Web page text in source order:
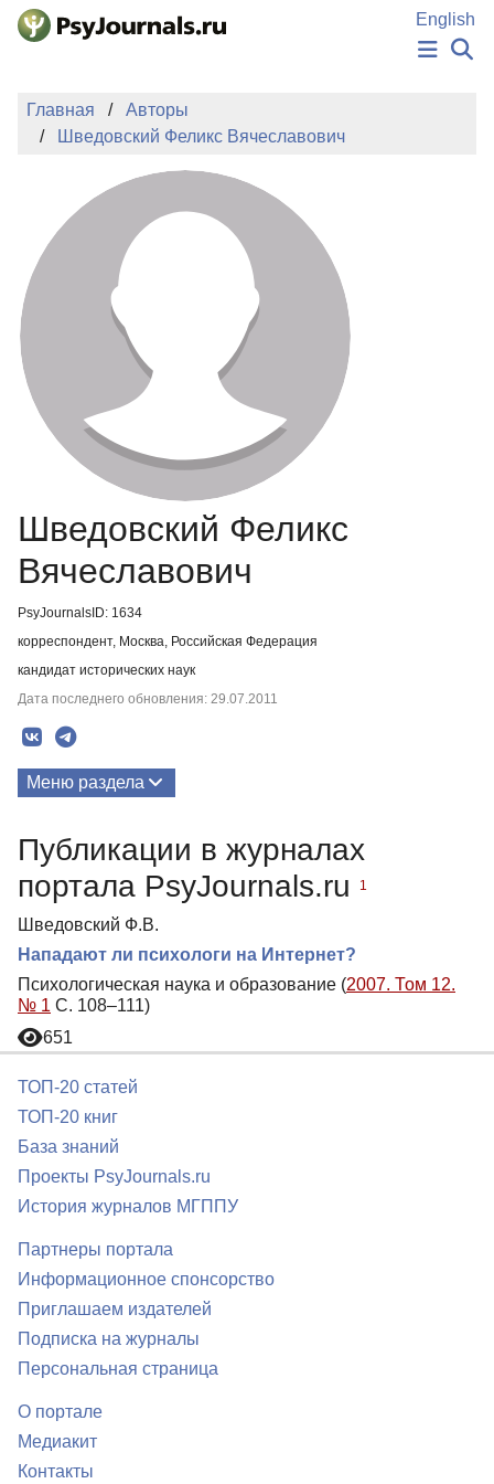
Перейти к основному содержанию
English
ИЗДАНИЯ
ПОДАТЬ РУКОПИСЬ
БАЗА ЗНАНИЙ
КЛЮЧЕВЫЕ СЛОВА
Регистрация
Главная
Авторы
Шведовский Феликс Вячеславович
Шведовский Феликс
Вячеславович
PsyJournalsID: 1634
корреспондент, Москва, Российская Федерация
кандидат исторических наук
Дата последнего обновления: 29.07.2011
Меню раздела
Публикации в журналах
портала PsyJournals.ru
1
Шведовский Ф.В.
Нападают ли психологи на Интернет?
Психологическая наука и образование (2007. Том 12.
№ 1 С. 108–111)
651
ТОП-20 статей
ТОП-20 книг
База знаний
Проекты PsyJournals.ru
История журналов МГППУ
Партнеры портала
Информационное спонсорство
Приглашаем издателей
Подписка на журналы
Персональная страница
О портале
Медиакит
Контакты